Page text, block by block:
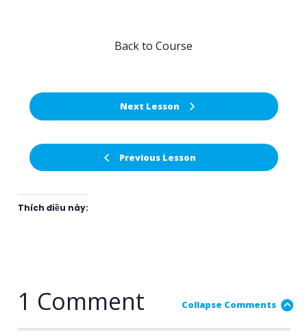
Previous Lesson
Back to Course
Next Lesson
Thích điều này:
1 Comment Collapse Comments